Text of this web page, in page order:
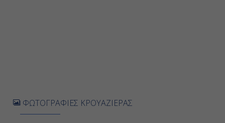
ΦΩΤΟΓΡΑΦΙΕΣ ΚΡΟΥΑΖΙΕΡΑΣ